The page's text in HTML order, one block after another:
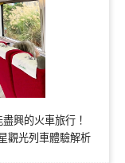
興的火車旅行！
觀光列車體驗解析